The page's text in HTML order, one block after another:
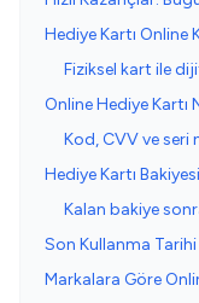
Hediye Kartı Online
Fiziksel kart ile
Online Hediye Kartı
Kod, CVV ve seri
Hediye Kartı
Kalan bakiye
Son Kullanma
Markalara Göre